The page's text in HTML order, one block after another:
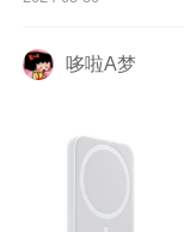
哆啦A梦